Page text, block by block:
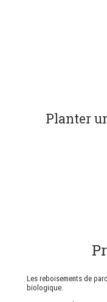
Planter
Les reboisements de
biologique.